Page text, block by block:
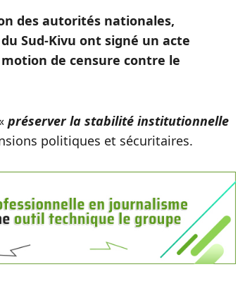
des autorités nationales,
Sud-Kivu ont signé un acte
de censure contre le
préserver la stabilité institutionnelle
politiques et sécuritaires.